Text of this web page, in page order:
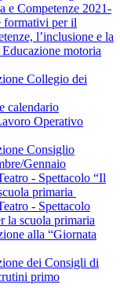
e Competenze 2021-
formativi per il
l’inclusione e la
motoria
Collegio dei
calendario
Operativo
Consiglio
Gennaio
- Spettacolo “Il
primaria
- Spettacolo
la scuola primaria
alla “Giornata
dei Consigli di
primo